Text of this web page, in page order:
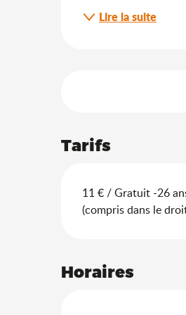
Lire la suite
Tarifs
11 € / Gratuit -26
(compris dans le
Horaires